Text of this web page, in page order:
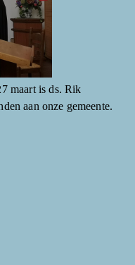
maart is ds. Rik
aan onze gemeente.